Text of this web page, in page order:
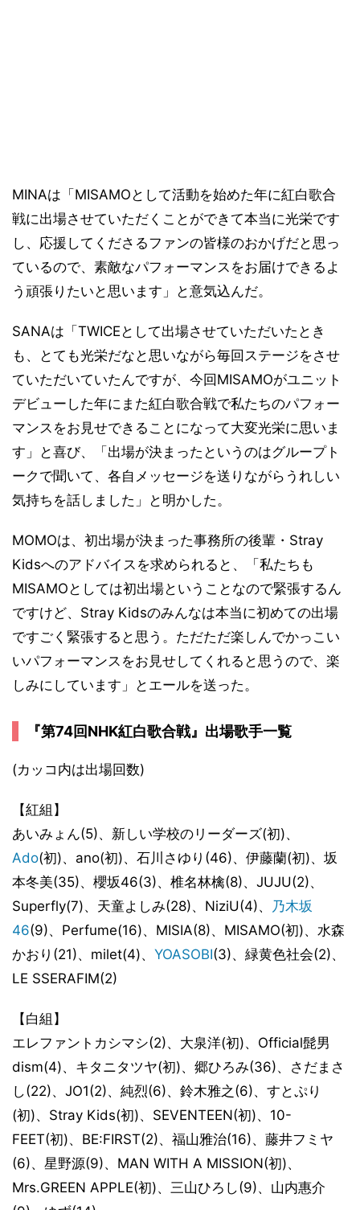
MINAは「MISAMOとして活動を始めた年に紅白歌合
戦に出場させていただくことができて本当に光栄です
し、応援してくださるファンの皆様のおかげだと思っ
ているので、素敵なパフォーマンスをお届けできるよ
う頑張りたいと思います」と意気込んだ。
SANAは「TWICEとして出場させていただいたとき
も、とても光栄だなと思いながら毎回ステージをさせ
ていただいていたんですが、今回MISAMOがユニット
デビューした年にまた紅白歌合戦で私たちのパフォー
マンスをお見せできることになって大変光栄に思いま
す」と喜び、「出場が決まったというのはグループト
ークで聞いて、各自メッセージを送りながらうれしい
気持ちを話しました」と明かした。
MOMOは、初出場が決まった事務所の後輩・Stray
Kidsへのアドバイスを求められると、「私たちも
MISAMOとしては初出場ということなので緊張するん
ですけど、Stray Kidsのみんなは本当に初めての出場
ですごく緊張すると思う。ただただ楽しんでかっこい
いパフォーマンスをお見せしてくれると思うので、楽
しみにしています」とエールを送った。
『第74回NHK紅白歌合戦』出場歌手一覧
(カッコ内は出場回数)
【紅組】
あいみょん(5)、新しい学校のリーダーズ(初)、
Ado(初)、ano(初)、石川さゆり(46)、伊藤蘭(初)、坂
本冬美(35)、櫻坂46(3)、椎名林檎(8)、JUJU(2)、
Superfly(7)、天童よしみ(28)、NiziU(4)、 乃木坂
46(9)、Perfume(16)、MISIA(8)、MISAMO(初)、水森
かおり(21)、milet(4)、 YOASOBI(3)、緑黄色社会(2)、
LE SSERAFIM(2)
【白組】
エレファントカシマシ(2)、大泉洋(初)、Official髭男
dism(4)、キタニタツヤ(初)、郷ひろみ(36)、さだまさ
し(22)、JO1(2)、純烈(6)、鈴木雅之(6)、すとぷり
(初)、Stray Kids(初)、SEVENTEEN(初)、10-
FEET(初)、BE:FIRST(2)、福山雅治(16)、藤井フミヤ
(6)、星野源(9)、MAN WITH A MISSION(初)、
Mrs.GREEN APPLE(初)、三山ひろし(9)、山内惠介